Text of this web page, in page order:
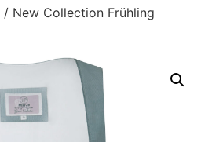
/ New Collection Frühling